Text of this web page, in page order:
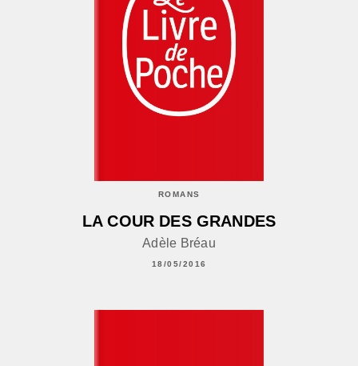
ROMANS
LA COUR DES GRANDES
Adèle Bréau
18/05/2016